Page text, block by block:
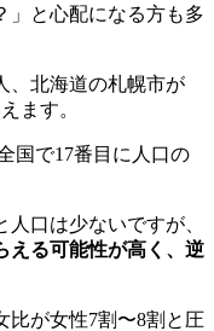
」と心配になる方も多
、北海道の札幌市が
ます。
国で17番目に人口の
口は少ないですが、
える可能性が高く、逆
比が女性7割〜8割と圧